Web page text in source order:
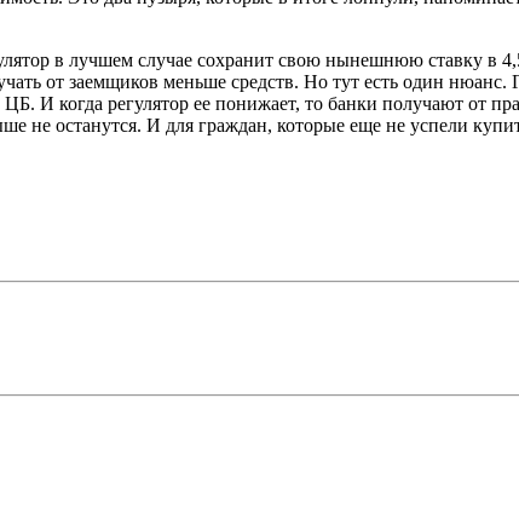
в лучшем случае сохранит свою нынешнюю ставку в
от заемщиков меньше средств. Но тут есть один нюанс.
И когда регулятор ее понижает, то банки получают от
останутся. И для граждан, которые еще не успели